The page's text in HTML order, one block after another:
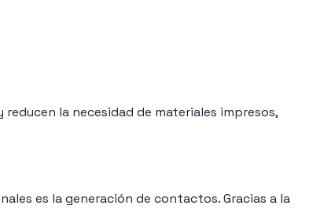
la necesidad de materiales impresos,
es la generación de contactos. Gracias a la